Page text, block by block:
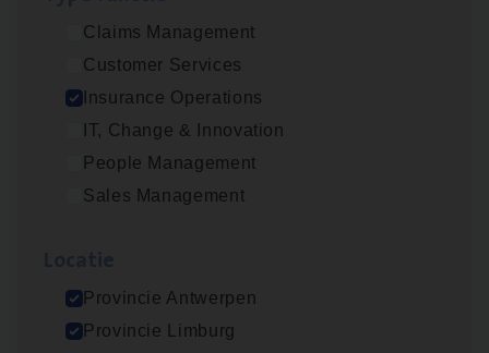
Claims Management
Customer Services
Insurance Operations
IT, Change & Innovation
People Management
Sales Management
Provincie Antwerpen
Provincie Limburg
Dos­sier­be­heer­der ver­ze­ke­rin­gen — Soci­al
Pro­fit en Public
Insurance Operations
Antwerpen
Insurance Operations
Beveren